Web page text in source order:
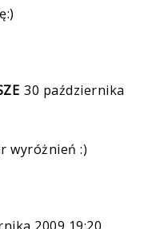
30 października
wyróżnień :)